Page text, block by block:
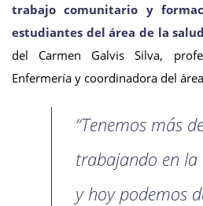
trabajo comunitario y
estudiantes del área de la
del Carmen Galvis Silva,
Enfermería y coordinadora del
“Tenemos más
trabajando en
y hoy podemos